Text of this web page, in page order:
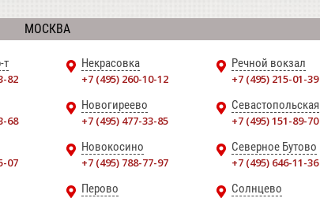
МОСКВА
т
82
Некрасовка
+7 (495) 260-10-12
Речной вокзал
+7 (495) 215-01-39
68
Новогиреево
+7 (495) 477-33-85
Севастопольская
+7 (495) 151-89-70
07
Новокосино
+7 (495) 788-77-97
Северное Бутово
+7 (495) 646-11-36
Перово
Солнцево